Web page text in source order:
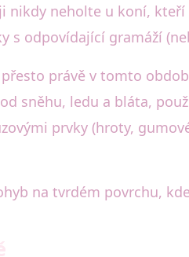
neholte u koní,
odpovídající gramáží
právě v tomto
sněhu, ledu a bláta,
prvky (hroty,
na tvrdém povrchu,